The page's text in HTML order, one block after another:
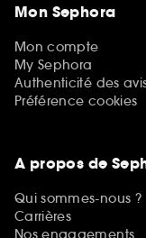
Mon Sephora
Mon compte
My Sephora
Authenticité des
Préférence cookies
A propos de
Qui sommes-nous ?
Carrières
Nos engagements